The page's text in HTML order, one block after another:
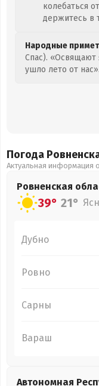
колебаться
держитесь в
Народные
Спас).
ушло лето от
Погода
Актуальная информация
Ровненская
39° 21°
Дубно
Ровно
Сарны
Вараш
Автономная